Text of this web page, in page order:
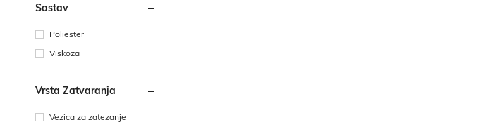
Sastav
Poliester
Viskoza
Vrsta Zatvaranja
Vezica za zatezanje